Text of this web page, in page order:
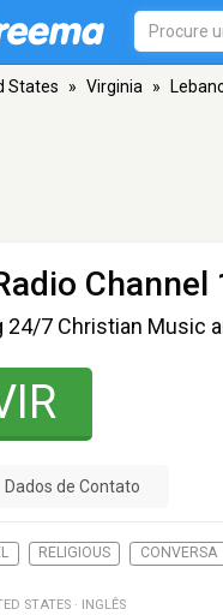
States » Virginia »
24/7 Christian Music
Dados de Contato
RELIGIOUS CONVERSA
STATES · INGLÊS